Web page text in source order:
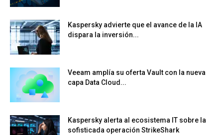
Kaspersky advierte que el avance de la IA
dispara la inversión...
Veeam amplía su oferta Vault con la nueva
capa Data Cloud...
Kaspersky alerta al ecosistema IT sobre la
sofisticada operación StrikeShark